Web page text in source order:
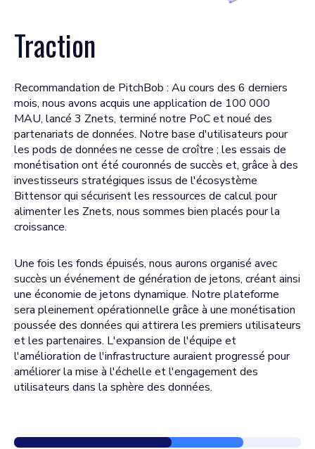
Traction
Recommandation de PitchBob : Au cours des 6 derniers
mois, nous avons acquis une application de 100 000
MAU, lancé 3 Znets, terminé notre PoC et noué des
partenariats de données. Notre base d'utilisateurs pour
les pods de données ne cesse de croître ; les essais de
monétisation ont été couronnés de succès et, grâce à des
investisseurs stratégiques issus de l'écosystème
Bittensor qui sécurisent les ressources de calcul pour
alimenter les Znets, nous sommes bien placés pour la
croissance.
Une fois les fonds épuisés, nous aurons organisé avec
succès un événement de génération de jetons, créant ainsi
une économie de jetons dynamique. Notre plateforme
sera pleinement opérationnelle grâce à une monétisation
poussée des données qui attirera les premiers utilisateurs
et les partenaires. L'expansion de l'équipe et
l'amélioration de l'infrastructure auraient progressé pour
améliorer la mise à l'échelle et l'engagement des
utilisateurs dans la sphère des données.